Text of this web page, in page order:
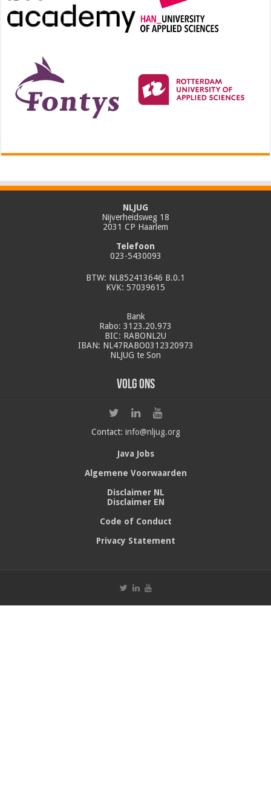
NLJUG
Nijverheidsweg 18
2031 CP Haarlem
Telefoon
023-5430093
BTW: NL852413646 B.0.1
KVK: 57039615
Bank
Rabo: 3123.20.973
BIC: RABONL2U
IBAN: NL47RABO0312320973
NLJUG te Son
Volg ons
Contact: info@nljug.org
Java Jobs
Algemene Voorwaarden
Disclaimer NL
Disclaimer EN
Code of Conduct
Privacy Statement